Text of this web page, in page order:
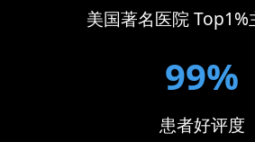
美国著名医院 Top1%
99%
患者好评度